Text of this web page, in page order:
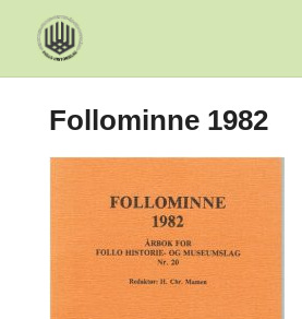
Follominne 1982